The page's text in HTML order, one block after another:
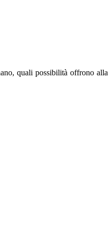
quali possibilità offrono alla